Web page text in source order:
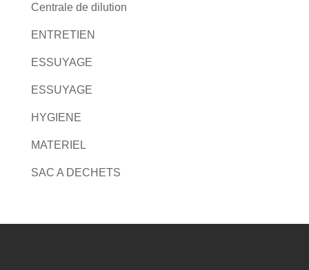
Centrale de dilution
ENTRETIEN
ESSUYAGE
ESSUYAGE
HYGIENE
MATERIEL
SAC A DECHETS